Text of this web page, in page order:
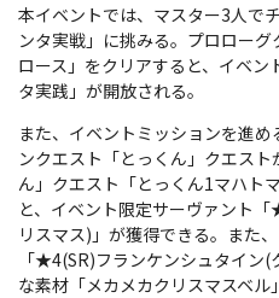
本イベントでは、マスター3人で
ンタ実戦」に挑みる。プロロー
ロース」をクリアすると、イベ
タ実践」が開放される。
また、イベントミッションを進
ンクエスト「とっくん」クエス
ん」クエスト「とっくん1マハト
と、イベント限定サーヴァント
リスマス)」が獲得できる。また
「★4(SR)フランケンシュタイン
な素材「メカメカクリスマスベル